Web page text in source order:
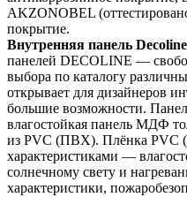
AKZONOBEL
покрытие.
Внутренняя панель
панелей DECOLINE —
выбора по каталогу
открывает для дизайнеров
большие возможности.
влагостойкая панель МДФ
из PVC (ПВХ). Плёнка PVC
характеристиками —
солнечному свету и
характеристики,